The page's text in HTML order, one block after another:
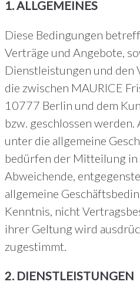
1. ALLGEMEINES
Diese Bedingungen
Verträge und Angebote,
Dienstleistungen und den
die zwischen MAURICE
10777 Berlin und dem
bzw. geschlossen werden.
unter die allgemeine
bedürfen der Mitteilung
Abweichende,
allgemeine
Kenntnis, nicht
ihrer Geltung wird
zugestimmt.
2. DIENSTLEISTUNGEN